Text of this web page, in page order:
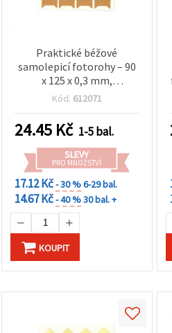
Praktické béžové
samolepicí fotorohy – 90
x 125 x 0,3 mm,
trojúhelníky 21 x 21 mm,
scrapbooking, fotoalba a
pamětní knihy
Kód: 612071
24.45 Kč 1-5 bal.
SLEVY
PRO MNOŽSTVÍ
17.12 Kč- 30 %6-29 bal.
14.67 Kč- 40 %30 bal. +
KOUPIT